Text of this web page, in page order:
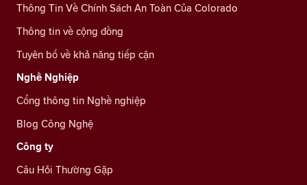
Thông Tin Về Chính Sách An Toàn Của Colorado
Thông tin về cộng đồng
Tuyên bố về khả năng tiếp cận
Nghề Nghiệp
Cổng thông tin Nghề nghiệp
Blog Công Nghệ
Công ty
Câu Hỏi Thường Gặp